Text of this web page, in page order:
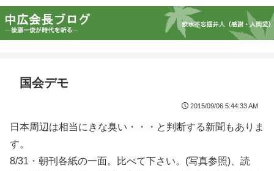
国会デモ
2015/09/06 5:44:33 AM
日本周辺は相当にきな臭い・・・と判断する新聞もありま
す。
8/31・朝刊各紙の一面。比べて下さい。(写真参照)、読